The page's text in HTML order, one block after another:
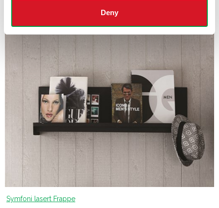
Deny
Symfoni lasert Frappe